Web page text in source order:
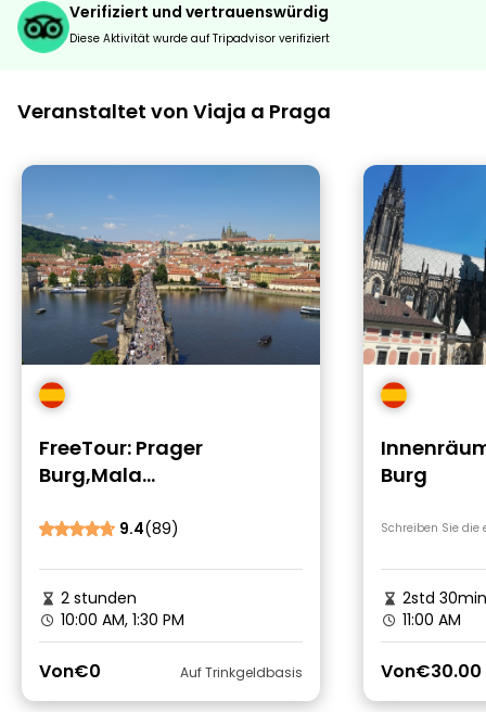
Verifiziert und vertrauenswürdig
Diese Aktivität wurde auf Tripadvisor verifiziert
Veranstaltet von Viaja a Praga
FreeTour: Prager
Burg,Mala
Geheime Gärten
9.4(89)
2 stunden
10:00 AM, 1:30 PM
Von€0 Auf Trinkgeldbasis
Burg
Schreiben Sie die
2std 30min
11:00 AM
Von€30.00